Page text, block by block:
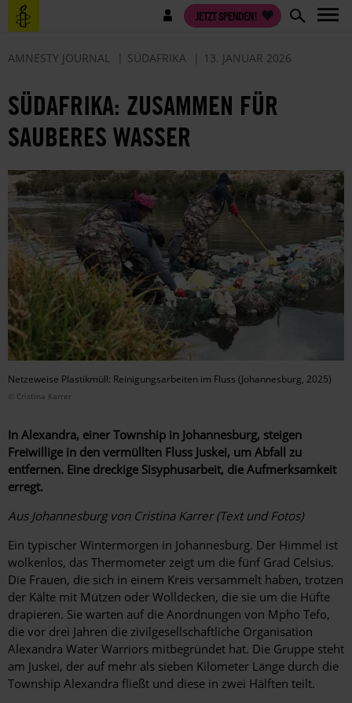
Direkt
zum
Benutzermenü JETZT SPENDEN!
AMNESTY JOURNAL SÜDAFRIKA 13. JANUAR 2026
SÜDAFRIKA: ZUSAMMEN FÜR
SAUBERES WASSER
Netzeweise Plastikmüll: Reinigungsarbeiten im Fluss (Johannesburg, 2025)
© Cristina Karrer
In Alexandra, einer Township in Johannesburg, steigen
Freiwillige in den vermüllten Fluss Juskei, um Abfall zu
entfernen. Eine dreckige Sisyphusarbeit, die Aufmerksamkeit
erregt.
Aus Johannesburg von Cristina Karrer (Text und Fotos)
Ein typischer Wintermorgen in Johannesburg. Der Himmel ist
wolkenlos, das Thermometer zeigt um die fünf Grad Celsius.
Die Frauen, die sich in einem Kreis versammelt haben, trotzen
der Kälte mit Mützen oder Wolldecken, die sie um die Hüfte
drapieren. Sie warten auf die Anordnungen von Mpho Tefo,
die vor drei Jahren die zivilgesellschaftliche Organisation
Alexandra Water Warriors mitbegründet hat. Die Gruppe steht
am Juskei, der auf mehr als sieben Kilometer Länge durch die
Township Alexandra fließt und diese in zwei Hälften teilt.